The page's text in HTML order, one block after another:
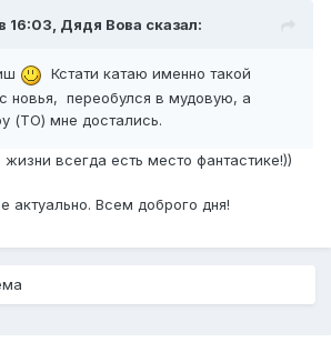
16:03, Дядя Вова сказал:
Кстати катаю именно такой
новья, переобулся в мудовую, а
(ТО) мне достались.
всегда есть место фантастике!))
актуально. Всем доброго дня!